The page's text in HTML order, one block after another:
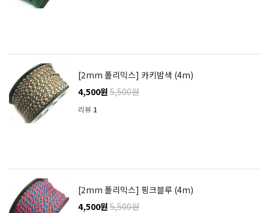
[2mm 폴리믹스] 카키밤색 (4m)
4,500원 5,500원
리뷰 1
[2mm 폴리믹스] 핑크블루 (4m)
4,500원 5,500원